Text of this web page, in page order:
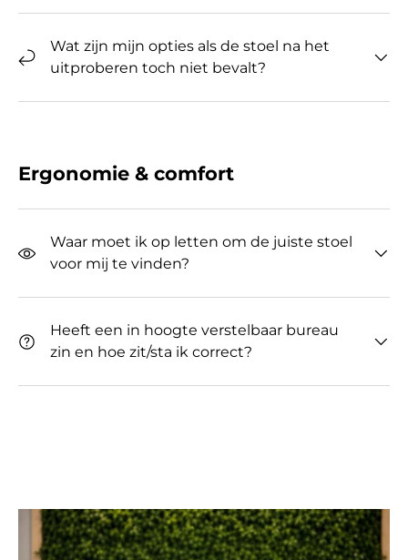
Wat zijn mijn opties als de stoel na het
uitproberen toch niet bevalt?
Ergonomie & comfort
Waar moet ik op letten om de juiste stoel
voor mij te vinden?
Heeft een in hoogte verstelbaar bureau
zin ​​en hoe zit/sta ik correct?